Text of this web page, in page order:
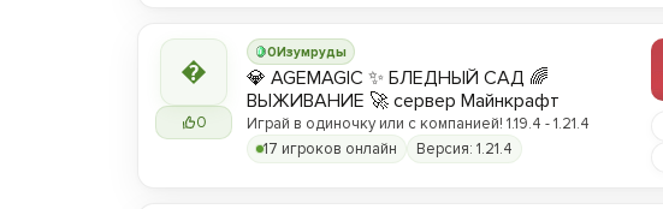

0
0Изумруды
💎 AGEMAGIC ✨ БЛЕДНЫЙ САД 🌈
ВЫЖИВАНИЕ 🚀 сервер Майнкрафт
Играй в одиночку или с компанией! 1.19.4 - 1.21.4
17 игроков онлайн
Версия: 1.21.4